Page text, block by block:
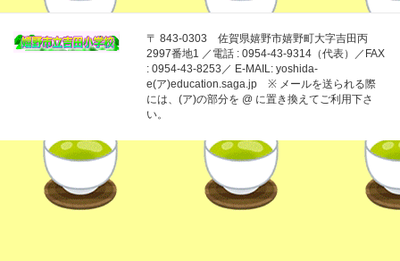
〒 843-0303 佐賀県嬉野市嬉野町大字吉田丙
2997番地1 ／電話 : 0954-43-9314（代表）／FAX
: 0954-43-8253／ E-MAIL: yoshida-
e(ア)education.saga.jp ※ メールを送られる際
には、(ア)の部分を @ に置き換えてご利用下さ
い。